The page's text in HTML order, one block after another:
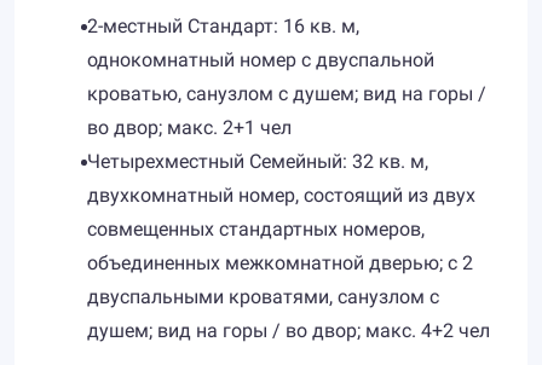
2-местный Стандарт: 16 кв. м,
однокомнатный номер с двуспальной
кроватью, санузлом с душем; вид на горы /
во двор; макс. 2+1 чел
Четырехместный Семейный: 32 кв. м,
двухкомнатный номер, состоящий из двух
совмещенных стандартных номеров,
объединенных межкомнатной дверью; с 2
двуспальными кроватями, санузлом с
душем; вид на горы / во двор; макс. 4+2 чел